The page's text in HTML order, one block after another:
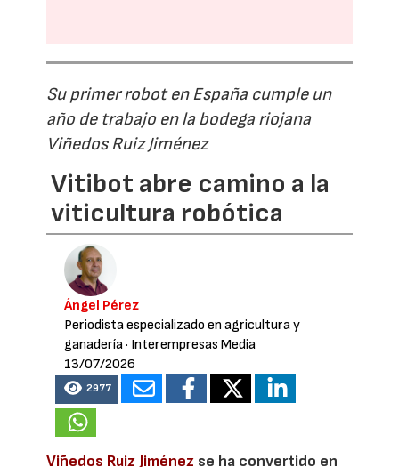
Su primer robot en España cumple un
año de trabajo en la bodega riojana
Viñedos Ruiz Jiménez
Vitibot abre camino a la
viticultura robótica
Ángel Pérez
Periodista especializado en agricultura y
ganadería· Interempresas Media
13/07/2026
2977
Viñedos Ruiz Jiménez se ha convertido en